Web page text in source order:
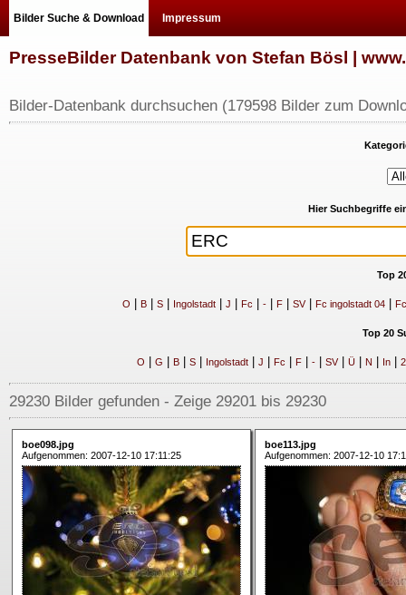
Bilder Suche & Download Impressum
PresseBilder Datenbank von Stefan Bösl |
Bilder-Datenbank durchsuchen (179598 Bilder zum
Hier Suchbegriffe
Top
O B| S| Ingolstadt| J Fc -| F| SV| Fc ingolstadt 04|
Top 20
O G B| S| Ingolstadt| J Fc F| -| SV| Ü| N In| 2
29230 Bilder gefunden - Zeige 29201 bis 29230
boe098.jpg
Aufgenommen: 2007-12-10 17:11:25
boe113.jpg
Aufgenommen: 2007-12-10